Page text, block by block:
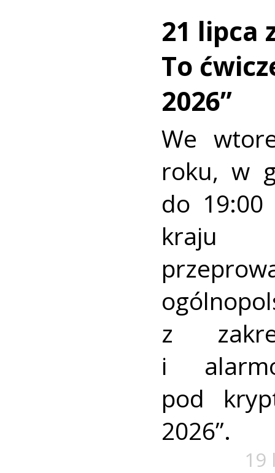
21 lipca
To
2026”
We
roku, w
do 19:00
z
i
pod
2026”.
19